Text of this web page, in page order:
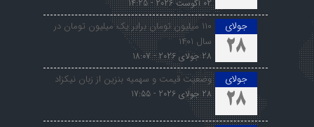
02 آگوست 2026 - 14:25
جولای
28
۱۱۰ میلیون تومان برابر یک میلیون تومان در
سال ۱۴۰۱
28 جولای 2026 - 18:07
جولای
28
وضعیت قیمت و سهمیه بنزین از زبان نیکزاد
28 جولای 2026 - 17:55